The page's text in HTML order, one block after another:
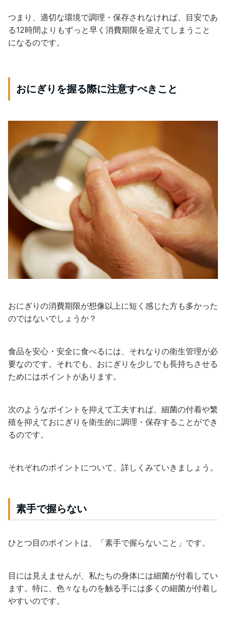
つまり、適切な環境で調理・保存されなければ、目安であ
る12時間よりもずっと早く消費期限を迎えてしまうこと
になるのです。
おにぎりを握る際に注意すべきこと
おにぎりの消費期限が想像以上に短く感じた方も多かった
のではないでしょうか？
食品を安心・安全に食べるには、それなりの衛生管理が必
要なのです。それでも、おにぎりを少しでも長持ちさせる
ためにはポイントがあります。
次のようなポイントを抑えて工夫すれば、細菌の付着や繁
殖を抑えておにぎりを衛生的に調理・保存することができ
るのです。
それぞれのポイントについて、詳しくみていきましょう。
素手で握らない
ひとつ目のポイントは、「素手で握らないこと」です。
目には見えませんが、私たちの身体には細菌が付着してい
ます。特に、色々なものを触る手には多くの細菌が付着し
やすいのです。